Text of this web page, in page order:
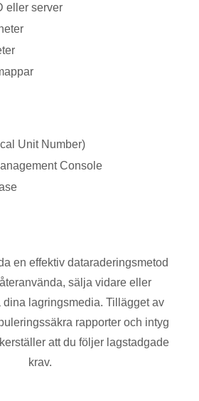
eller server
Unit Number)
Console
en effektiv dataraderingsmetod
sälja vidare eller
lagringsmedia. Tillägget av
rapporter och intyg
att du följer lagstadgade
krav.